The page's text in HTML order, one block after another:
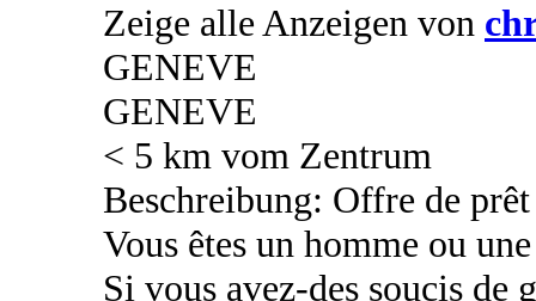
Zeige alle Anzeigen von
GENEVE
GENEVE
< 5 km vom Zentrum
Beschreibung: Offre de
Vous êtes un homme ou
Si vous avez-des soucis de